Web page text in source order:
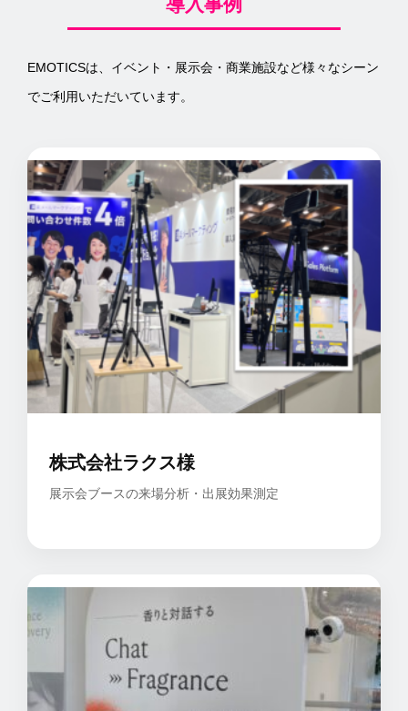
導入事例
EMOTICSは、イベント・展示会・商業施設など様々なシーン
でご利用いただいています。
株式会社ラクス様
展示会ブースの来場分析・出展効果測定